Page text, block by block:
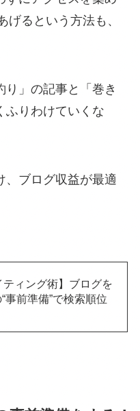
げるという方法も、
り」の記事と「巻き
ふりわけていくな
、ブログ収益が最適
ティング術】ブログを
事前準備”で検索順位